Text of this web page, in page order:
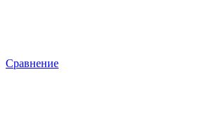
Сравнение